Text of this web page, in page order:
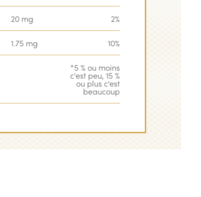
20 mg 2%
1.75 mg 10%
*5 % ou moins
c'est peu, 15 %
ou plus c'est
beaucoup